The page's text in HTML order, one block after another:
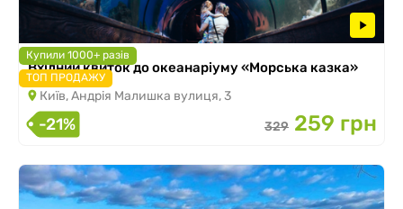
Купили 1000+ разів
ТОП ПРОДАЖУ
Вхідний квиток до океанаріуму «Морська казка»
Київ, Андрія Малишка вулиця, 3
-21% 329 259 грн